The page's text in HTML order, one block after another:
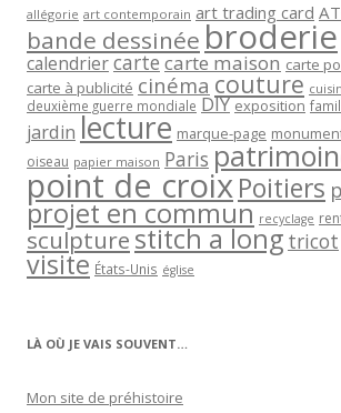
allégorie art contemporain art trading card
bande dessinée broderie
calendriercartecarte maison carte
carte à publicité cinéma couture
deuxième guerre mondiale DIY exposition
jardin lecture marque-page
oiseau papier maison Paris
point de croixPoitiers
projet en commun recyclage
sculpturestitch a long tricot
visite États-Unis église
LÀ OÙ JE VAIS SOUVENT…
Mon site de préhistoire